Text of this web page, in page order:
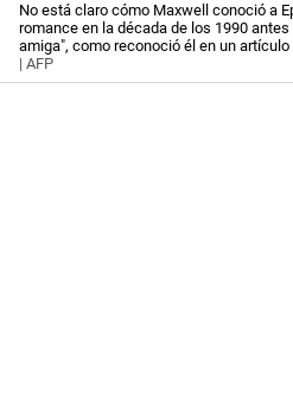
No está claro cómo Maxwell conoció a
romance en la década de los 1990
amiga", como reconoció él en un
| AFP